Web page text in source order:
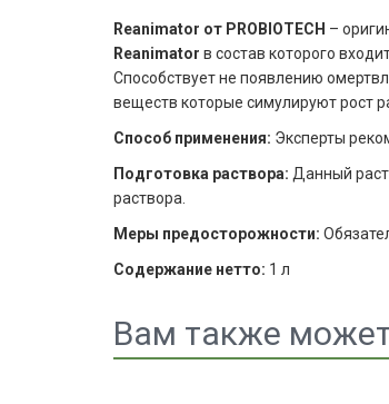
Reanimator от PROBIOTECH –
Reanimator в состав которого
Способствует не появлению
веществ которые симулируют рост
Способ применения: Эксперты
Подготовка раствора: Данный
раствора.
Меры предосторожности:
Содержание нетто: 1 л
Вам также